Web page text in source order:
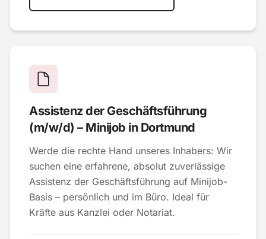
Assistenz der Geschäftsführung
(m/w/d) – Minijob in Dortmund
Werde die rechte Hand unseres Inhabers: Wir
suchen eine erfahrene, absolut zuverlässige
Assistenz der Geschäftsführung auf Minijob-
Basis – persönlich und im Büro. Ideal für
Kräfte aus Kanzlei oder Notariat.